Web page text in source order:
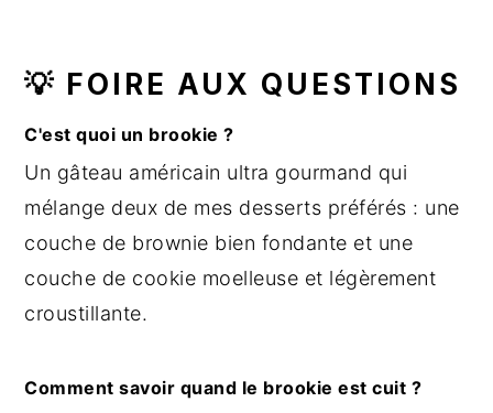
💡 FOIRE AUX QUESTIONS
C'est quoi un brookie ?
Un gâteau américain ultra gourmand qui
mélange deux de mes desserts préférés : une
couche de brownie bien fondante et une
couche de cookie moelleuse et légèrement
croustillante.
Comment savoir quand le brookie est cuit ?